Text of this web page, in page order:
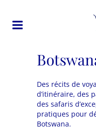
Des récits de
d’itinéraire, des
des safaris
pratiques pour
Botswana.